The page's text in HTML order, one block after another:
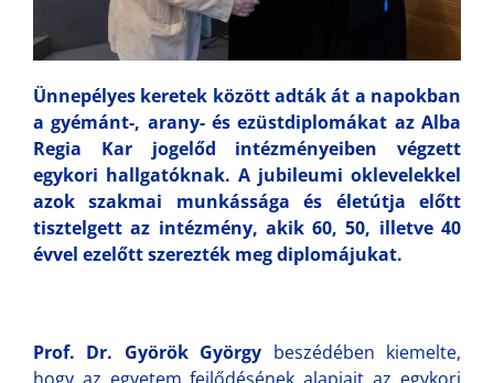
Ünnepélyes keretek között adták át a napokban
a gyémánt-, arany- és ezüstdiplomákat az Alba
Regia Kar jogelőd intézményeiben végzett
egykori hallgatóknak. A jubileumi oklevelekkel
azok szakmai munkássága és életútja előtt
tisztelgett az intézmény, akik 60, 50, illetve 40
évvel ezelőtt szerezték meg diplomájukat.
Prof. Dr. Györök György beszédében kiemelte,